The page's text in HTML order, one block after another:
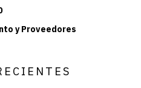
y Proveedores